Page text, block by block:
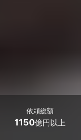
依頼総額
1150億円以上